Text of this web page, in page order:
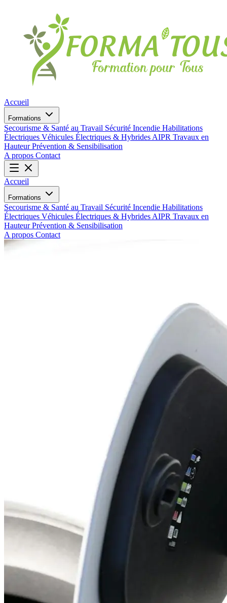
Accueil
Formations
Secourisme & Santé au Travail Sécurité Incendie Habilitations
Électriques Véhicules Électriques & Hybrides AIPR Travaux en
HauteurPrévention & Sensibilisation
A propos Contact
Accueil
Formations
Secourisme & Santé au Travail Sécurité Incendie Habilitations
Électriques Véhicules Électriques & Hybrides AIPR Travaux en
HauteurPrévention & Sensibilisation
A propos Contact